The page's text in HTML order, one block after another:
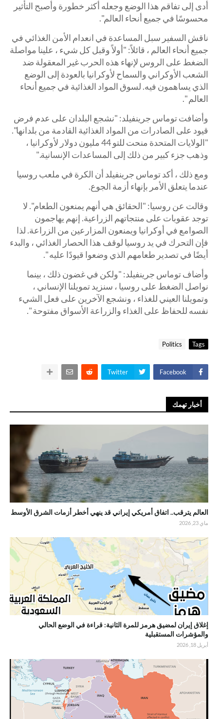
أدى إلى تفاقم هذا الوضع وجعله أكثر خطورة وأصبح التأثير
محسوسًا في جميع أنحاء العالم".
ناقش السفير سبل المساعدة في انعدام الأمن الغذائي في
جميع أنحاء العالم ، قائلاً: "أولاً وقبل كل شيء ، علينا مواصلة
الضغط على الروس لإنهاء هذه الحرب غير المعقولة ضد
الشعب الأوكراني والسماح لأوكرانيا بالعودة إلى الوضع
الذي يساهمون فيه. لسوق المواد الغذائية في جميع أنحاء
العالم ".
وأضافت توماس جرينفيلد: "نشجع البلدان على عدم فرض
قيود على الصادرات من المواد الغذائية القادمة من بلدانها".
"الولايات المتحدة منحت للتو 44 مليون دولار لأوكرانيا ،
وذهب جزء كبير من ذلك إلى المساعدات الإنسانية."
ومع ذلك ، أكد توماس جرينفيلد أن الكرة في ملعب روسيا
عندما يتعلق الأمر بإنهاء أزمة الجوع.
وقالت عن روسيا: "الحقائق هي أنهم يمنعون الطعام". لا
توجد عقوبات على منتجاتهم الزراعية. إنهم يهاجمون
الصوامع في أوكرانيا ويمنعون المزارعين من الزراعة. لذا
فإن التحرك في يد روسيا لوقف هذا الحصار الغذائي ، والبدء
أيضًا في تصدير طعامهم الذي وضعوا قيودًا عليه ".
وأضاف توماس جرينفيلد: "ولكن في غضون ذلك ، بينما
نواصل الضغط على روسيا ، سنزيد تمويلنا الإنساني ،
وتمويلنا العيني للغذاء ، ونشجع الآخرين على فعل الشيء
نفسه للحفاظ على الغذاء والزراعة الأسواق مفتوحة ".
Tags
Politics
Facebook
Twitter
أخبار تهمك
العالم يترقب.. اتفاق أمريكي إيراني قد ينهي أخطر أزمات الشرق الأوسط
ماي 23, 2026
إغلاق إيران لمضيق هرمز للمرة الثانية: قراءة في الوضع الحالي
والمؤشرات المستقبلية
أبريل 18, 2026